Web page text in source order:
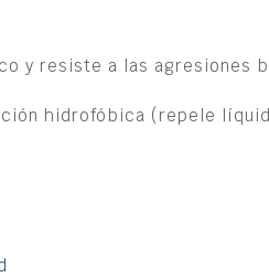
y resiste a las agresiones
hidrofóbica (repele